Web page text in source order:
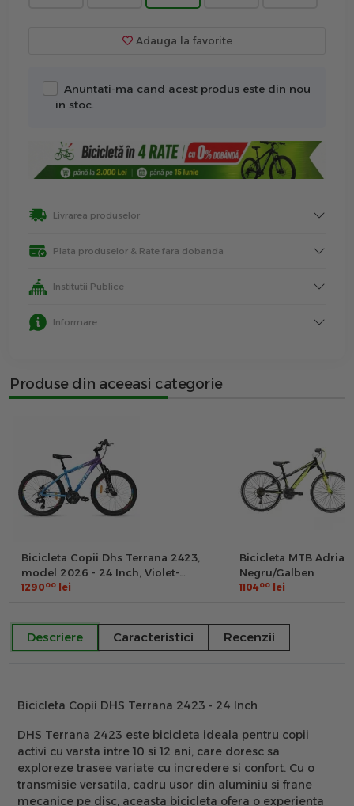
Adauga la favorite
Anuntati-ma cand acest produs este din nou
in stoc.
Livrarea produselor
Plata produselor & Rate fara dobanda
Institutii Publice
Informare
Produse din aceeasi categorie
Bicicleta Copii Dhs Terrana 2423,
model 2026 - 24 Inch, Violet-
Albastru
129000 lei
Bicicleta MTB
Negru/Galben
110400 lei
Descriere Caracteristici Recenzii
Bicicleta Copii DHS Terrana 2423 - 24 Inch
DHS Terrana 2423 este bicicleta ideala pentru copii
activi cu varsta intre 10 si 12 ani, care doresc sa
exploreze trasee variate cu incredere si confort. Cu o
transmisie versatila, cadru usor din aluminiu si frane
mecanice pe disc, aceasta bicicleta ofera o experienta